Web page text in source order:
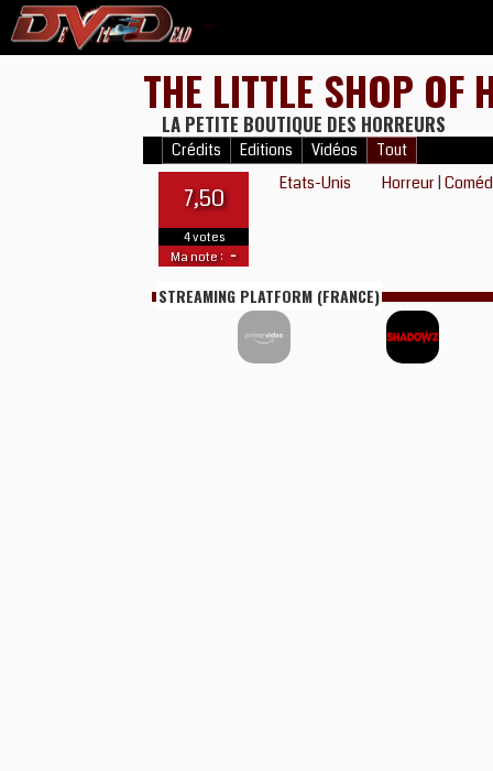
THE LITTLE SHOP OF
LA PETITE BOUTIQUE DES HORREURS
Crédits Editions Vidéos Tout
7,50
4 votes
Ma note : -
Etats-Unis Horreur |
STREAMING PLATFORM (FRANCE)